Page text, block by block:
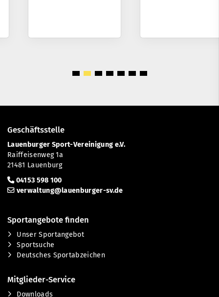
Geschäftsstelle
Lauenburger Sport-Vereinigung e.V.
Raiffeisenweg 1a
21481 Lauenburg
04153 598 100
verwaltung@lauenburger-sv.de
Sportangebote finden
Unser Sportangebot
Sportsuche
Deutsches Sportabzeichen
Mitglieder-Service
Downloads